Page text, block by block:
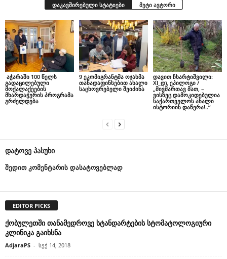
დაკავშირებული სტატიები მეტი ავტორი
აჭარაში 100 წელს
გადაცილებული
მოქალაქეების
მხარდაჭერის პროგრამა
გრძელდება
9 ეკომიგრანტმა ოჯახმა
თანადაფინსებით ახალი
საცხოვრებელი შეიძინა
დავით ჩხარტიშვილი:
XI_დ), ეპილოგი /
„მივმართავ მათ, –
ვისზეც დამოკიდებულია
საქართველოს ახალი
ისტორიის დაწერა!..“
დატოვე პასუხი
შედით კომენტარის დასატოვებლად
EDITOR PICKS
ქობულეთში თანამედროვე სტანდარტების სტომატოლოგიური
კლინიკა გაიხსნა
AdjaraPS - სექ 14, 2018